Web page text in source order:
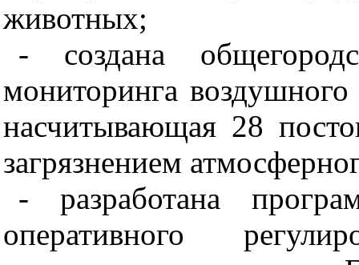
животных;
- создана
мониторинга воздушного
насчитывающая 28
загрязнением
- разработана
оперативного